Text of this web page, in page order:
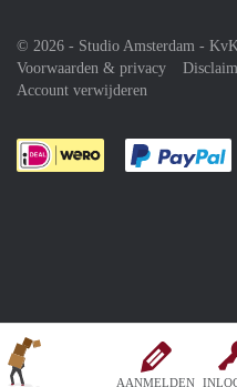
AANMELDEN
© 2026 - Studio Amsterdam -
Voorwaarden & privacy
Account verwijderen